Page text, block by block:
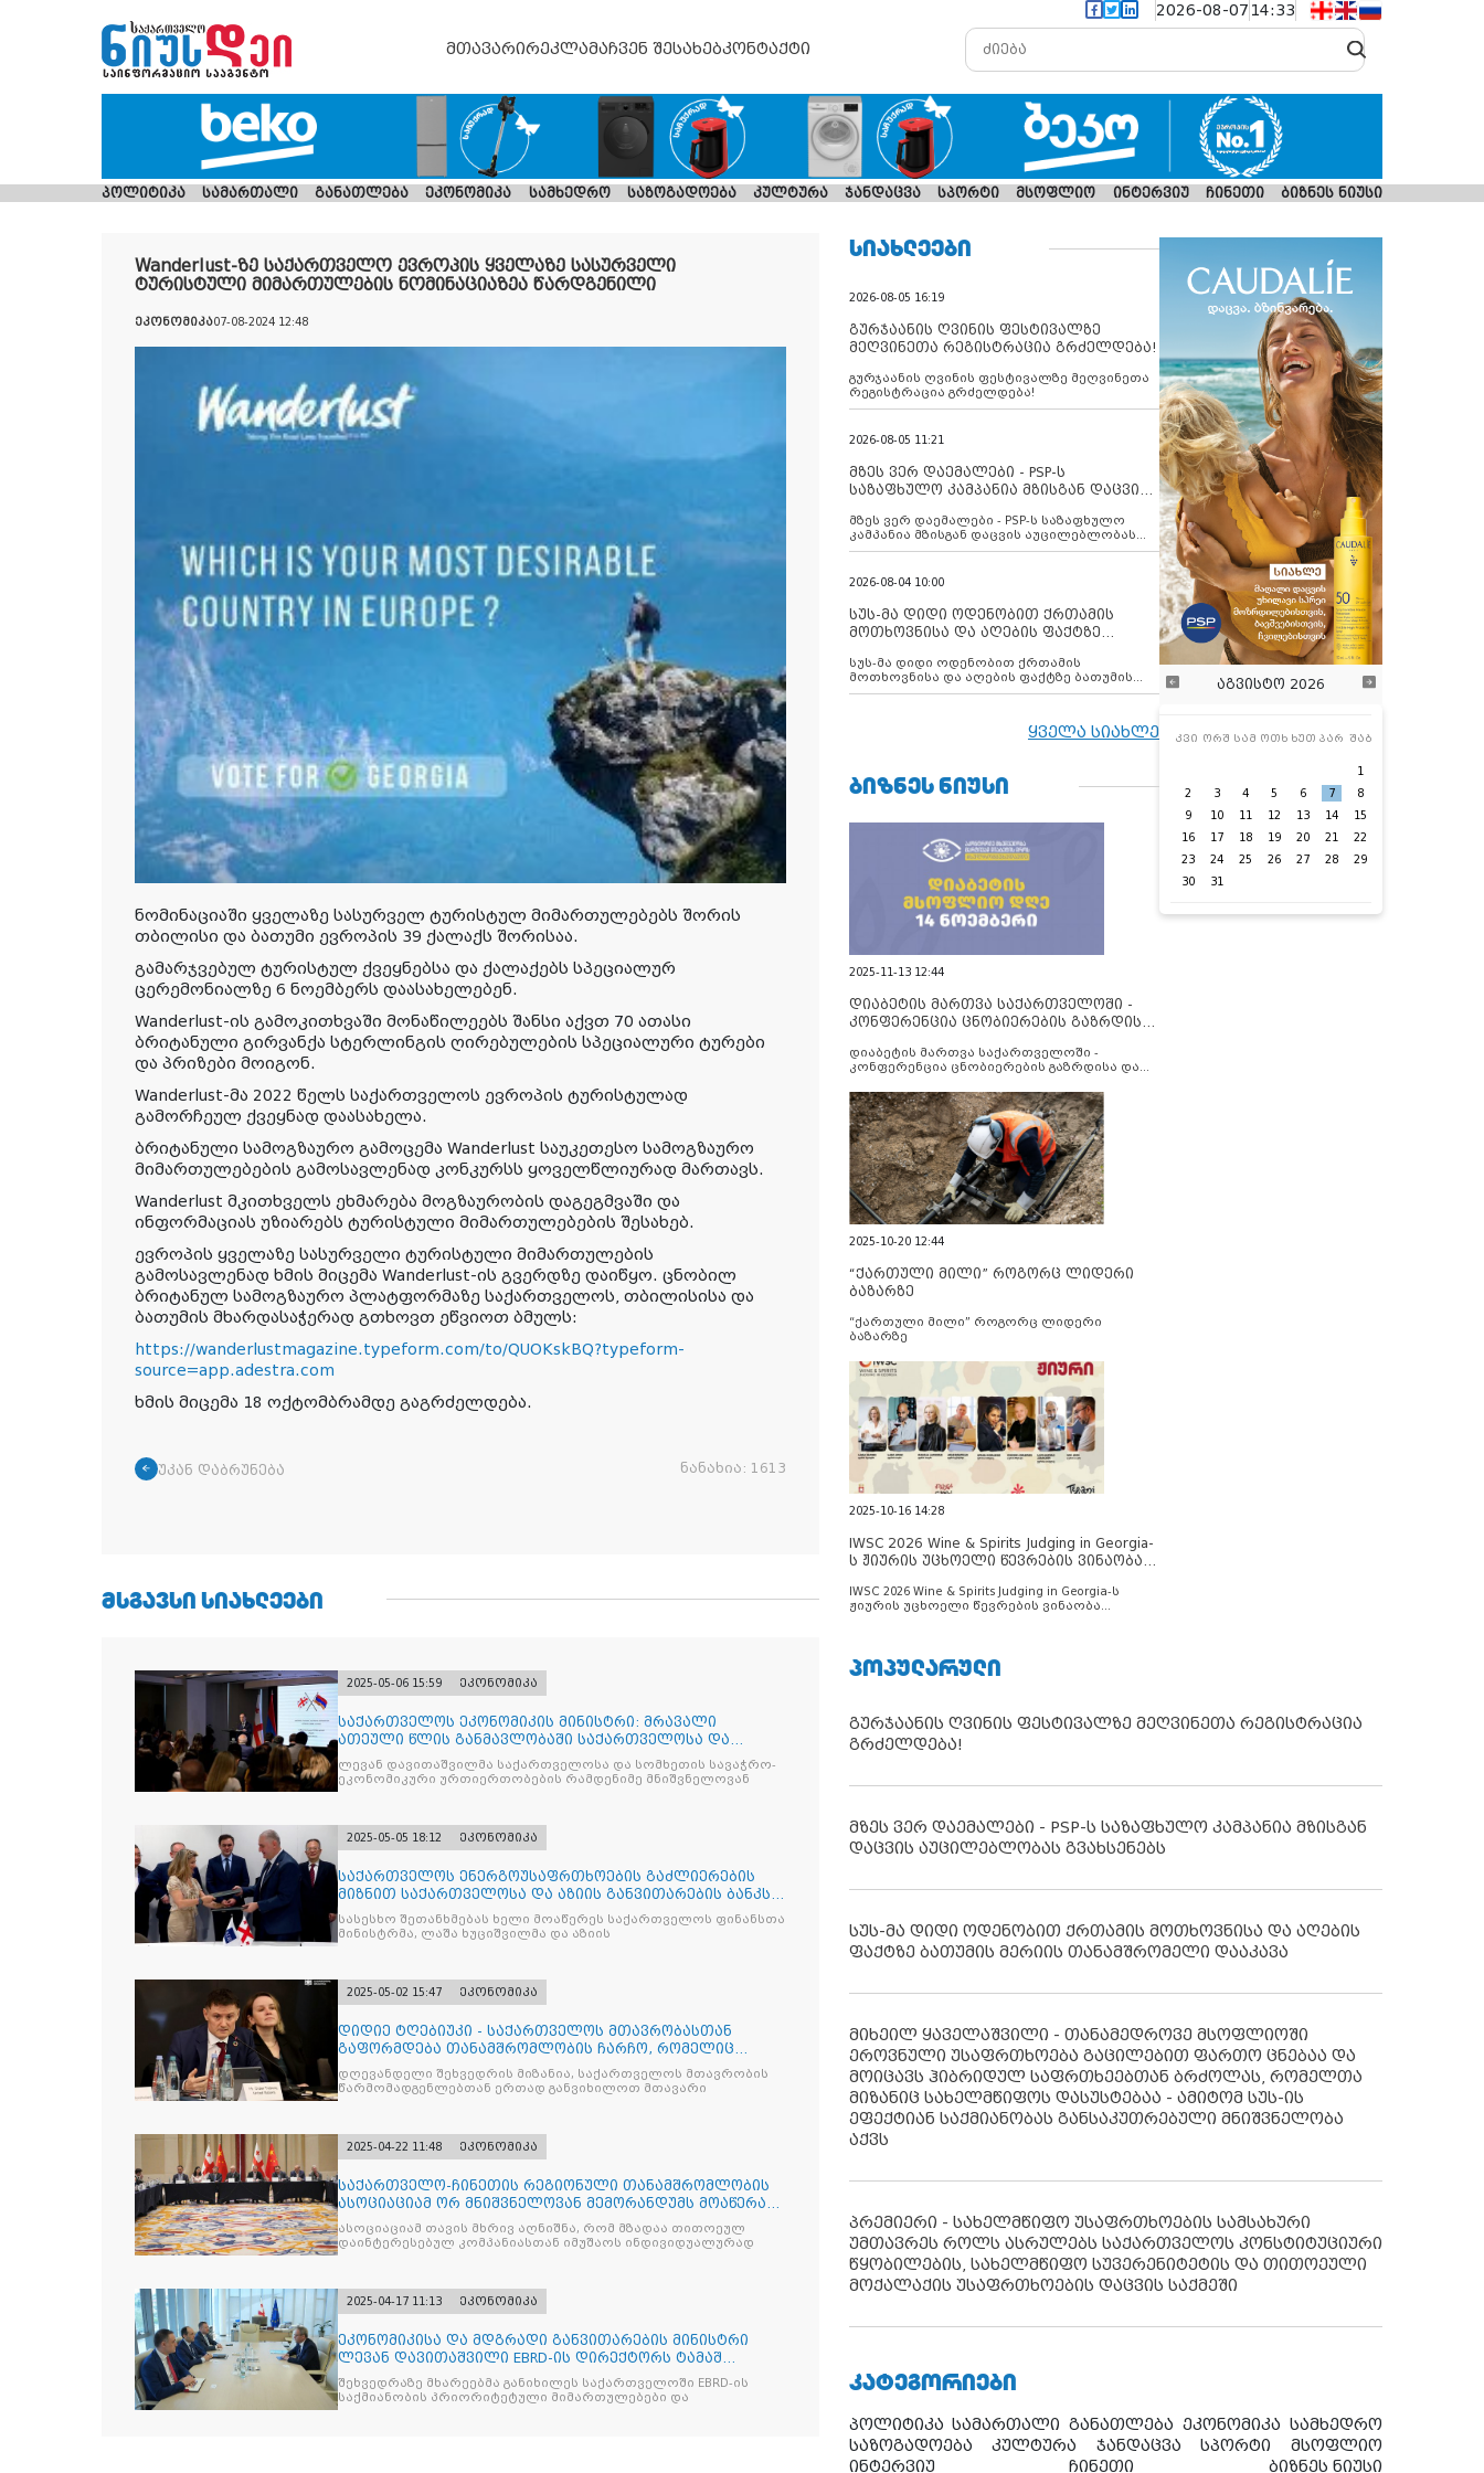
2026-08-07 14:33
მთავარირეკლამაჩვენ შესახებკონტაქტი
პოლიტიკა სამართალი განათლება ეკონომიკა სამხედრო საზოგადოება კულტურა ჯანდაცვა სპორტი მსოფლიო ინტერვიუ ჩინეთი ბიზნეს ნიუსი
Wanderlust-ზე საქართველო ევროპის ყველაზე სასურველი
ტურისტული მიმართულების ნომინაციაზეა წარდგენილი
ეკონომიკა07-08-2024 12:48
ნომინაციაში ყველაზე სასურველ ტურისტულ მიმართულებებს შორის
თბილისი და ბათუმი ევროპის 39 ქალაქს შორისაა.
გამარჯვებულ ტურისტულ ქვეყნებსა და ქალაქებს სპეციალურ
ცერემონიალზე 6 ნოემბერს დაასახელებენ.
Wanderlust-ის გამოკითხვაში მონაწილეებს შანსი აქვთ 70 ათასი
ბრიტანული გირვანქა სტერლინგის ღირებულების სპეციალური ტურები
და პრიზები მოიგონ.
Wanderlust-მა 2022 წელს საქართველოს ევროპის ტურისტულად
გამორჩეულ ქვეყნად დაასახელა.
ბრიტანული სამოგზაურო გამოცემა Wanderlust საუკეთესო სამოგზაურო
მიმართულებების გამოსავლენად კონკურსს ყოველწლიურად მართავს.
Wanderlust მკითხველს ეხმარება მოგზაურობის დაგეგმვაში და
ინფორმაციას უზიარებს ტურისტული მიმართულებების შესახებ.
ევროპის ყველაზე სასურველი ტურისტული მიმართულების
გამოსავლენად ხმის მიცემა Wanderlust-ის გვერდზე დაიწყო. ცნობილ
ბრიტანულ სამოგზაურო პლატფორმაზე საქართველოს, თბილისისა და
ბათუმის მხარდასაჭერად გთხოვთ ეწვიოთ ბმულს:
https://wanderlustmagazine.typeform.com/to/QUOKskBQ?typeform-
source=app.adestra.com
ხმის მიცემა 18 ოქტომბრამდე გაგრძელდება.
უკან დაბრუნება ნანახია: 1613
ᲛᲡᲒᲐᲕᲡᲘ ᲡᲘᲐᲮᲚᲔᲔᲑᲘ
2025-05-06 15:59 ეკონომიკა
საქართველოს ეკონომიკის მინისტრი: მრავალი
ათეული წლის განმავლობაში საქართველოსა და
სომხეთს შორის მეგო
ლევან დავითაშვილმა საქართველოსა და სომხეთის სავაჭრო-
ეკონომიკური ურთიერთობების რამდენიმე მნიშვნელოვან
2025-05-05 18:12 ეკონომიკა
საქართველოს ენერგოუსაფრთხოების გაძლიერების
მიზნით საქართველოსა და აზიის განვითარების ბანკს
შორის შეთ
სასესხო შეთანხმებას ხელი მოაწერეს საქართველოს ფინანსთა
მინისტრმა, ლაშა ხუციშვილმა და აზიის
2025-05-02 15:47 ეკონომიკა
დიდიე ტღებიუკი - საქართველოს მთავრობასთან
გაფორმდება თანამშრომლობის ჩარჩო, რომელიც
იქნება მნიშვნელოვ
დღევანდელი შეხვედრის მიზანია, საქართველოს მთავრობის
წარმომადგენლებთან ერთად განვიხილოთ მთავარი
2025-04-22 11:48 ეკონომიკა
საქართველო-ჩინეთის რეგიონული თანამშრომლობის
ასოციაციამ ორ მნიშვნელოვან მემორანდუმს მოაწერა
ხელი
ასოციაციამ თავის მხრივ აღნიშნა, რომ მზადაა თითოეულ
დაინტერესებულ კომპანიასთან იმუშაოს ინდივიდუალურად
2025-04-17 11:13 ეკონომიკა
ეკონომიკისა და მდგრადი განვითარების მინისტრი
ლევან დავითაშვილი EBRD-ის დირექტორს ტამაშ
ვოჟნიტს შეხვდ
შეხვედრაზე მხარეებმა განიხილეს საქართველოში EBRD-ის
საქმიანობის პრიორიტეტული მიმართულებები და
ᲡᲘᲐᲮᲚᲔᲔᲑᲘ
2026-08-05 16:19
გურჯაანის ღვინის ფესტივალზე
მეღვინეთა რეგისტრაცია გრძელდება!
გურჯაანის ღვინის ფესტივალზე მეღვინეთა
რეგისტრაცია გრძელდება!
2026-08-05 11:21
მზეს ვერ დაემალები - PSP-ს
საზაფხულო კამპანია მზისგან დაცვის
მზეს ვერ დაემალები - PSP-ს საზაფხულო
კამპანია მზისგან დაცვის აუცილებლობას
გვახსენებს
2026-08-04 10:00
სუს-მა დიდი ოდენობით ქრთამის
მოთხოვნისა და აღების ფაქტზე
დააკავა
სუს-მა დიდი ოდენობით ქრთამის
მოთხოვნისა და აღების ფაქტზე ბათუმის
მერიის თანამშრომელი დააკავა
ყველა სიახლე
ᲑᲘᲖᲜᲔᲡ ᲜᲘᲣᲡᲘ
2025-11-13 12:44
დიაბეტის მართვა საქართველოში -
კონფერენცია ცნობიერების გაზრდისა
დიაბეტის მართვა საქართველოში -
კონფერენცია ცნობიერების გაზრდისა და
2025-10-20 12:44
“ქართული მილი” როგორც ლიდერი
ბაზარზე
“ქართული მილი” როგორც ლიდერი
ბაზარზე
2025-10-16 14:28
IWSC 2026 Wine & Spirits Judging in Georgia-
ს ჟიურის უცხოელი წევრების ვინაობა
IWSC 2026 Wine & Spirits Judging in Georgia-ს
ჟიურის უცხოელი წევრების ვინაობა
აგვისტო 2026
კვი ორშ სამ ოთხ ხუთ პარ შაბ
1
2
3 4 5 6 7
8
9
10 11 12 13 14
15
16
17 18 19 20 21
22
23
24 25 26 27 28
29
30
31
ᲞᲝᲞᲣᲚᲐᲠᲣᲚᲘ
გურჯაანის ღვინის ფესტივალზე მეღვინეთა რეგისტრაცია
გრძელდება!
მზეს ვერ დაემალები - PSP-ს საზაფხულო კამპანია მზისგან
დაცვის აუცილებლობას გვახსენებს
სუს-მა დიდი ოდენობით ქრთამის მოთხოვნისა და აღების
ფაქტზე ბათუმის მერიის თანამშრომელი დააკავა
მიხეილ ყაველაშვილი - თანამედროვე მსოფლიოში
ეროვნული უსაფრთხოება გაცილებით ფართო ცნებაა და
მოიცავს ჰიბრიდულ საფრთხეებთან ბრძოლას, რომელთა
მიზანიც სახელმწიფოს დასუსტებაა - ამიტომ სუს-ის
ეფექტიან საქმიანობას განსაკუთრებული მნიშვნელობა
აქვს
პრემიერი - სახელმწიფო უსაფრთხოების სამსახური
უმთავრეს როლს ასრულებს საქართველოს კონსტიტუციური
წყობილების, სახელმწიფო სუვერენიტეტის და თითოეული
მოქალაქის უსაფრთხოების დაცვის საქმეში
ᲙᲐᲢᲔᲒᲝᲠᲘᲔᲑᲘ
პოლიტიკა სამართალი განათლება ეკონომიკა სამხედრო
საზოგადოება
კულტურა ჯანდაცვა სპორტი
მსოფლიო
ინტერვიუ
ჩინეთი ბიზნეს ნიუსი